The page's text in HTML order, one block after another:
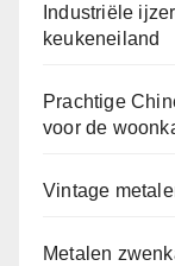
Industriële
keukeneiland
Prachtige
voor de
Vintage
Metalen